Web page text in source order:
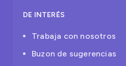
DE INTERÉS
Trabaja con nosotros
Buzon de sugerencias